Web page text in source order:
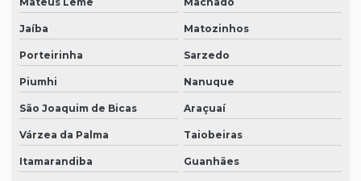
Jaíba Matozinhos
Porteirinha Sarzedo
Piumhi Nanuque
São Joaquim de Bicas Araçuaí
Várzea da Palma Taiobeiras
Itamarandiba Guanhães